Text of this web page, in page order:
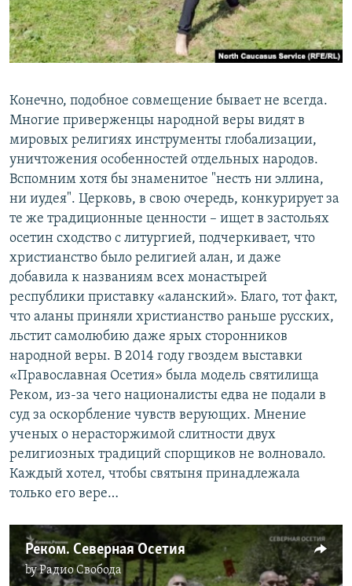
Конечно, подобное совмещение бывает не всегда.
Многие приверженцы народной веры видят в
мировых религиях инструменты глобализации,
уничтожения особенностей отдельных народов.
Вспомним хотя бы знаменитое "несть ни эллина,
ни иудея". Церковь, в свою очередь, конкурирует за
те же традиционные ценности – ищет в застольях
осетин сходство с литургией, подчеркивает, что
христианство было религией алан, и даже
добавила к названиям всех монастырей
республики приставку «аланский». Благо, тот факт,
что аланы приняли христианство раньше русских,
льстит самолюбию даже ярых сторонников
народной веры. В 2014 году гвоздем выставки
«Православная Осетия» была модель святилища
Реком, из-за чего националисты едва не подали в
суд за оскорбление чувств верующих. Мнение
ученых о нерасторжимой слитности двух
религиозных традиций спорщиков не волновало.
Каждый хотел, чтобы святыня принадлежала
только его вере…
Реком. Северная Осетия
byРадио Свобода